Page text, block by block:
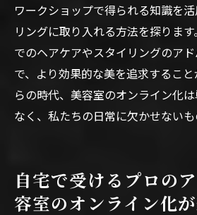
ワークショップで得られる知識を
リングに取り入れる方法を探りま
でのヘアケアやスタイリングのア
で、より効果的な美を追求するこ
らの時代、美容室のオンライン化
なく、私たちの日常に欠かせないも
自宅で受けるプロの
容室のオンライン化